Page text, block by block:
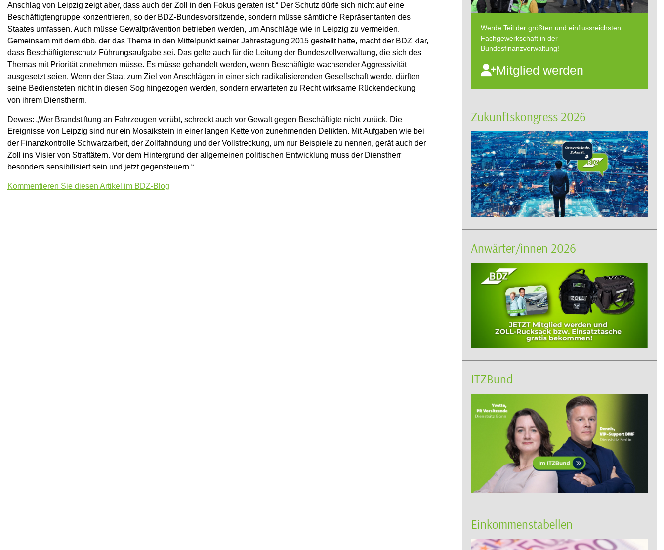
Anschlag von Leipzig zeigt aber, dass auch der Zoll in den Fokus geraten ist.“ Der Schutz dürfe sich nicht auf eine
Beschäftigtengruppe konzentrieren, so der BDZ-Bundesvorsitzende, sondern müsse sämtliche Repräsentanten des
Staates umfassen. Auch müsse Gewaltprävention betrieben werden, um Anschläge wie in Leipzig zu vermeiden.
Gemeinsam mit dem dbb, der das Thema in den Mittelpunkt seiner Jahrestagung 2015 gestellt hatte, macht der BDZ klar,
dass Beschäftigtenschutz Führungsaufgabe sei. Das gelte auch für die Leitung der Bundeszollverwaltung, die sich des
Themas mit Priorität annehmen müsse. Es müsse gehandelt werden, wenn Beschäftigte wachsender Aggressivität
ausgesetzt seien. Wenn der Staat zum Ziel von Anschlägen in einer sich radikalisierenden Gesellschaft werde, dürften
seine Bediensteten nicht in diesen Sog hingezogen werden, sondern erwarteten zu Recht wirksame Rückendeckung
von ihrem Dienstherrn.
Dewes: „Wer Brandstiftung an Fahrzeugen verübt, schreckt auch vor Gewalt gegen Beschäftigte nicht zurück. Die
Ereignisse von Leipzig sind nur ein Mosaikstein in einer langen Kette von zunehmenden Delikten. Mit Aufgaben wie bei
der Finanzkontrolle Schwarzarbeit, der Zollfahndung und der Vollstreckung, um nur Beispiele zu nennen, gerät auch der
Zoll ins Visier von Straftätern. Vor dem Hintergrund der allgemeinen politischen Entwicklung muss der Dienstherr
besonders sensibilisiert sein und jetzt gegensteuern.“
Kommentieren Sie diesen Artikel im BDZ-Blog
Werde Teil der größten und einflussreichsten
Fachgewerkschaft in der
Bundesfinanzverwaltung!
Mitglied werden
Zukunftskongress 2026
Anwärter/innen 2026
ITZBund
Einkommenstabellen